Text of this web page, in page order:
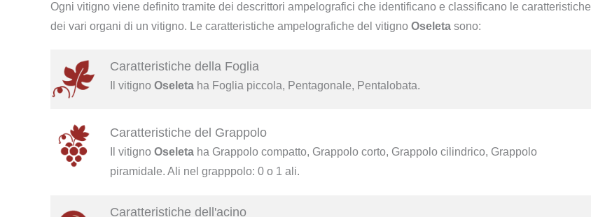
Ogni vitigno viene definito tramite dei descrittori ampelografici che identificano e classificano le caratteristiche
dei vari organi di un vitigno. Le caratteristiche ampelografiche del vitigno Oseleta sono:
Caratteristiche della Foglia
Il vitigno Oseletaha Foglia piccola, Pentagonale, Pentalobata.
Caratteristiche del Grappolo
Il vitigno Oseletaha Grappolo compatto, Grappolo corto, Grappolo cilindrico, Grappolo
piramidale. Ali nel grapppolo: 0 o 1 ali.
Caratteristiche dell'acino